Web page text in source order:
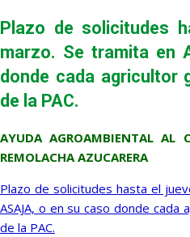
Plazo de solicitudes
marzo. Se tramita en
donde cada agricultor
de la PAC.
AYUDA AGROAMBIENTAL AL
REMOLACHA AZUCARERA
Plazo de solicitudes hasta el
ASAJA, o en su caso donde
de la PAC.